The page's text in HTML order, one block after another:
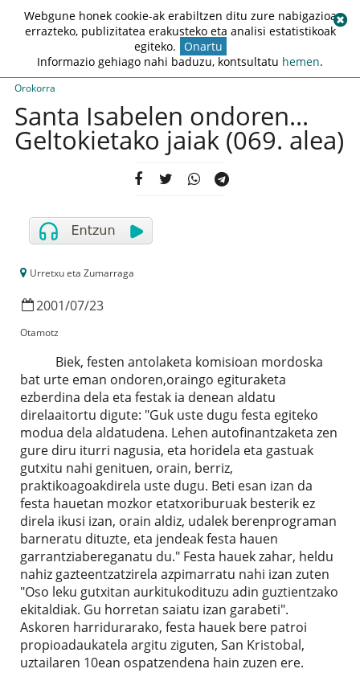
Orokorra
Santa Isabelen ondoren...
Geltokietako jaiak (069. alea)
Urretxu eta Zumarraga
2001/07/23
Otamotz
Biek, festen antolaketa komisioan mordoska
bat urte eman ondoren,oraingo egituraketa
ezberdina dela eta festak ia denean aldatu
direlaaitortu digute: "Guk uste dugu festa egiteko
modua dela aldatudena. Lehen autofinantzaketa zen
gure diru iturri nagusia, eta horidela eta gastuak
gutxitu nahi genituen, orain, berriz,
praktikoagoakdirela uste dugu. Beti esan izan da
festa hauetan mozkor etatxoriburuak besterik ez
direla ikusi izan, orain aldiz, udalek berenprograman
barneratu dituzte, eta jendeak festa hauen
garrantziabereganatu du." Festa hauek zahar, heldu
nahiz gazteentzatzirela azpimarratu nahi izan zuten
"Oso leku gutxitan aurkitukodituzu adin guztientzako
ekitaldiak. Gu horretan saiatu izan garabeti".
Askoren harridurarako, festa hauek bere patroi
propioadaukatela argitu ziguten, San Kristobal,
uztailaren 10ean ospatzendena hain zuzen ere.
Webgune honek cookie-ak erabiltzen ditu zure nabigazioa
errazteko, publizitatea erakusteko eta analisi estatistikoak
egiteko. Onartu
Informazio gehiago nahi baduzu, kontsultatu hemen.